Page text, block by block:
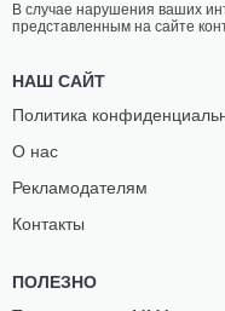
В случае нарушения ваших
представленным на сайте
НАШ САЙТ
Политика
О нас
Рекламодателям
Контакты
ПОЛЕЗНО